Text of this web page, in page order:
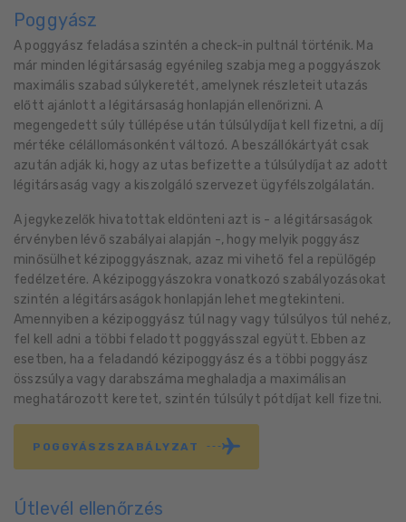
Poggyász
A poggyász feladása szintén a check-in pultnál történik. Ma
már minden légitársaság egyénileg szabja meg a poggyászok
maximális szabad súlykeretét, amelynek részleteit utazás
előtt ajánlott a légitársaság honlapján ellenőrizni. A
megengedett súly túllépése után túlsúlydíjat kell fizetni, a díj
mértéke célállomásonként változó. A beszállókártyát csak
azután adják ki, hogy az utas befizette a túlsúlydíjat az adott
légitársaság vagy a kiszolgáló szervezet ügyfélszolgálatán.
A jegykezelők hivatottak eldönteni azt is - a légitársaságok
érvényben lévő szabályai alapján -, hogy melyik poggyász
minősülhet kézipoggyásznak, azaz mi vihető fel a repülőgép
fedélzetére. A kézipoggyászokra vonatkozó szabályozásokat
szintén a légitársaságok honlapján lehet megtekinteni.
Amennyiben a kézipoggyász túl nagy vagy túlsúlyos túl nehéz,
fel kell adni a többi feladott poggyásszal együtt. Ebben az
esetben, ha a feladandó kézipoggyász és a többi poggyász
összsúlya vagy darabszáma meghaladja a maximálisan
meghatározott keretet, szintén túlsúlyt pótdíjat kell fizetni.
POGGYÁSZSZABÁLYZAT
Útlevél ellenőrzés